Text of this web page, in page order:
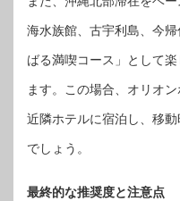
海水族館、古宇利島、今
ばる満喫コース」として
ます。この場合、オリオ
近隣ホテルに宿泊し、移
でしょう。
最終的な推奨度と注意点